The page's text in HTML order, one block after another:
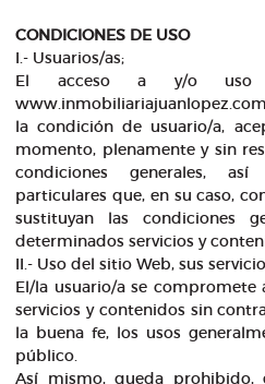
CONDICIONES DE USO
I.- Usuarios/as;
El acceso a y/o
la condición de usuario/a,
momento, plenamente y sin
condiciones generales,
particulares que, en su caso,
sustituyan las condiciones
determinados servicios y
II.- Uso del sitio Web, sus
El/la usuario/a se
servicios y contenidos sin
la buena fe, los usos
público.
Así mismo, queda